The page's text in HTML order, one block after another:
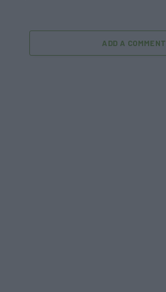
ADD A COMMENT